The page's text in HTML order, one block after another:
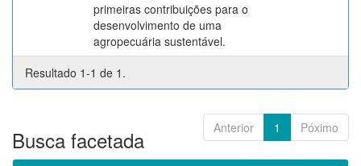
primeiras contribuições para o
desenvolvimento de uma
agropecuária sustentável.
Resultado 1-1 de 1.
Anterior 1 Póximo
Busca facetada